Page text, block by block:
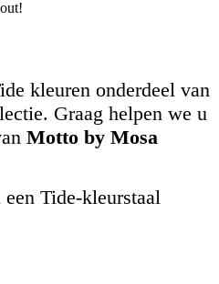
kleuren onderdeel van
Graag helpen we u
Motto by Mosa
Tide-kleurstaal